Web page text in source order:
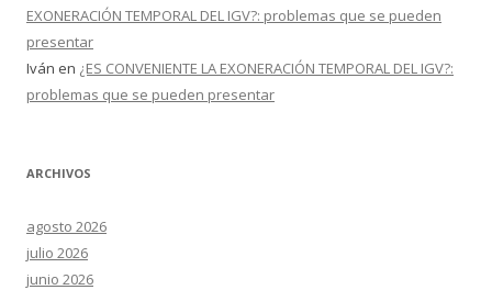
EXONERACIÓN TEMPORAL DEL IGV?: problemas que se pueden
presentar
Iván en ¿ES CONVENIENTE LA EXONERACIÓN TEMPORAL DEL IGV?:
problemas que se pueden presentar
ARCHIVOS
agosto 2026
julio 2026
junio 2026